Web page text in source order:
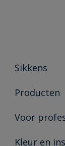
Sikkens
Over Sikkens
Duurzaamheid
Producten
Producten voor
Vind je
Voor
Advies & service
Kleur en